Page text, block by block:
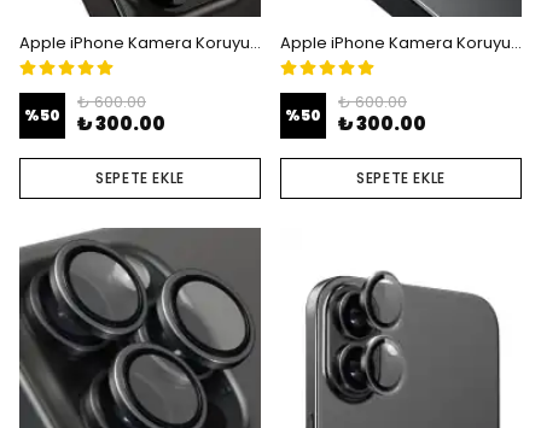
Apple iPhone Kamera Koruyucu Lens - iPhone 14 Pro - 14 Pro Max
%50
₺ 600.00
₺ 300.00
SEPETE EKLE
Apple iPhone Kamera Koruyucu Lens - iPhone 15 - 15 Plus
%50
₺ 600.00
₺ 300.00
SEPETE EKLE